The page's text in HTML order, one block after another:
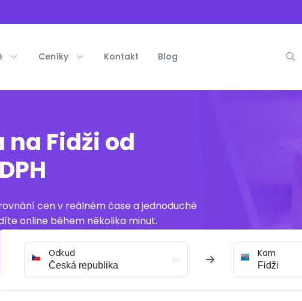
Ceníky Kontakt Blog
Fidži od
cen v reálném čase a jednoduché
online během několika minut.
Odkud Kam